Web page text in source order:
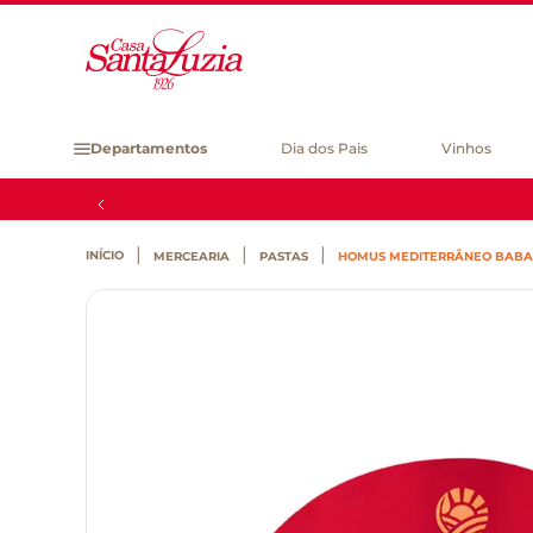
Departamentos Dia dos Pais Vinhos
MERCEARIA PASTAS HOMUS MEDITERRÂNEO